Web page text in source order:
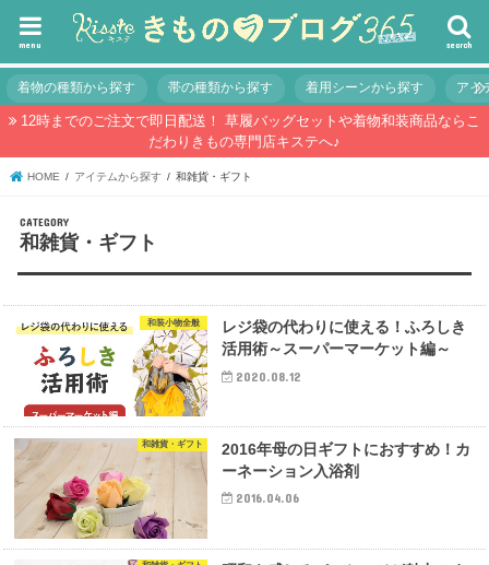
search
menu
着物の種類から探す 帯の種類から探す 着用シーンから探す アイ
12時までのご注文で即日配送！ 草履バッグセットや着物和装商品ならこ
だわりきもの専門店キステへ♪
HOME アイテムから探す 和雑貨・ギフト
和雑貨・ギフト
和装小物全般
レジ袋の代わりに使える！ふろしき
活用術～スーパーマーケット編～
2020.08.12
和雑貨・ギフト
2016年母の日ギフトにおすすめ！カ
ーネーション入浴剤
2016.04.06